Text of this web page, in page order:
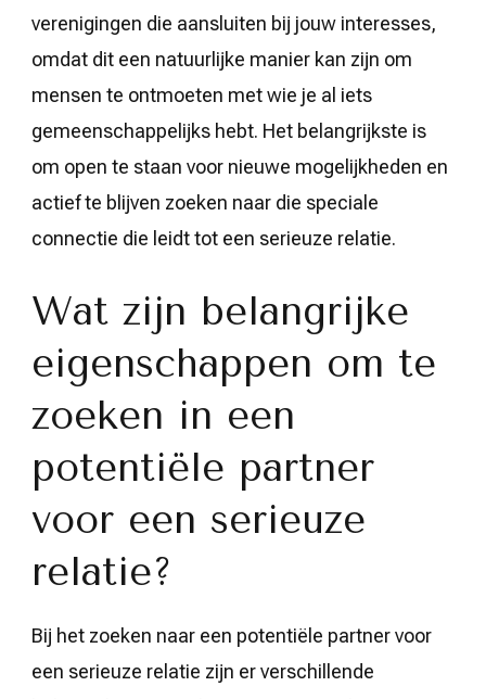
verenigingen die aansluiten bij jouw interesses,
omdat dit een natuurlijke manier kan zijn om
mensen te ontmoeten met wie je al iets
gemeenschappelijks hebt. Het belangrijkste is
om open te staan voor nieuwe mogelijkheden en
actief te blijven zoeken naar die speciale
connectie die leidt tot een serieuze relatie.
Wat zijn belangrijke
eigenschappen om te
zoeken in een
potentiële partner
voor een serieuze
relatie?
Bij het zoeken naar een potentiële partner voor
een serieuze relatie zijn er verschillende